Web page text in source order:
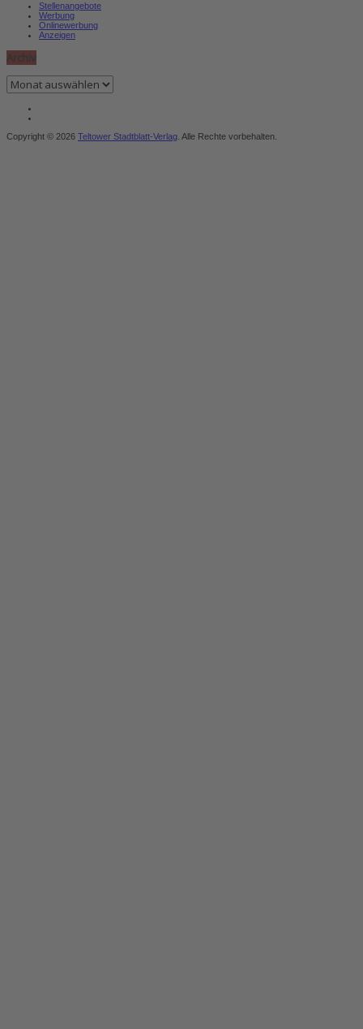
Stellenangebote
Werbung
Onlinewerbung
Anzeigen
Archiv
Archiv
Copyright © 2026 Teltower Stadtblatt-Verlag . Alle Rechte vorbehalten.